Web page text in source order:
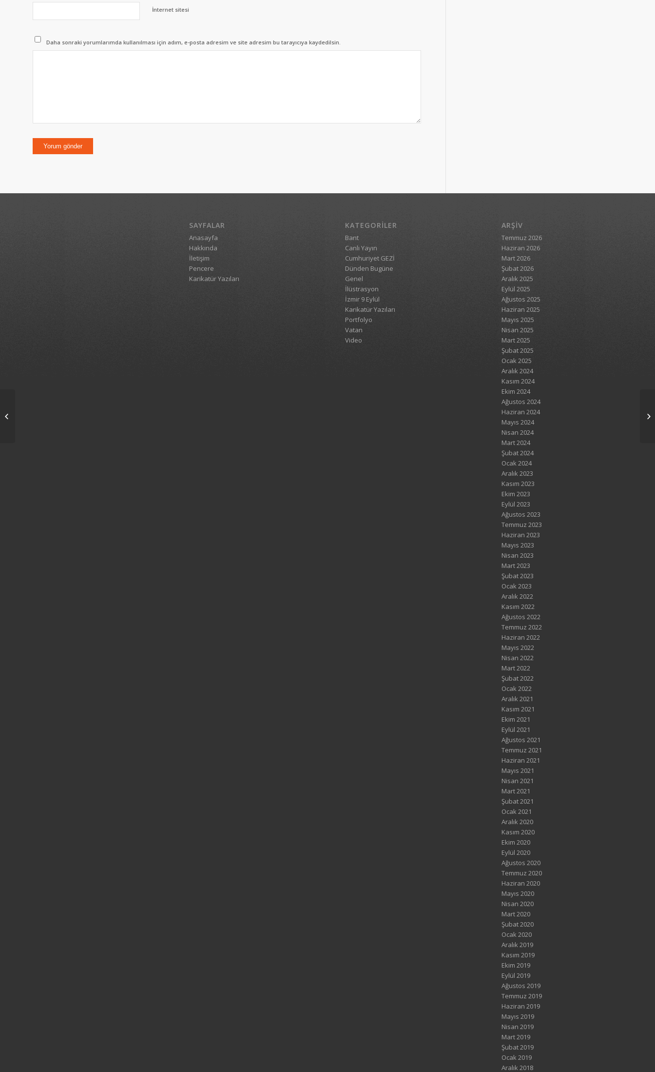
İnternet sitesi
Daha sonraki yorumlarımda kullanılması için adım, e-posta adresim ve site adresim bu tarayıcıya kaydedilsin.
SAYFALAR
Anasayfa
Hakkında
İletişim
Pencere
Karikatür Yazıları
KATEGORILER
Bant
Canlı Yayın
Cumhuriyet GEZİ
Dünden Bugüne
Genel
İlüstrasyon
İzmir 9 Eylül
Karikatür Yazıları
Portfolyo
Vatan
Video
ARŞIV
Temmuz 2026
Haziran 2026
Mart 2026
Şubat 2026
Aralık 2025
Eylül 2025
Ağustos 2025
Haziran 2025
Mayıs 2025
Nisan 2025
Mart 2025
Şubat 2025
Ocak 2025
Aralık 2024
Kasım 2024
Ekim 2024
Ağustos 2024
Haziran 2024
Mayıs 2024
Nisan 2024
Mart 2024
Şubat 2024
Ocak 2024
Aralık 2023
Kasım 2023
Ekim 2023
Eylül 2023
Ağustos 2023
Temmuz 2023
Haziran 2023
Mayıs 2023
Nisan 2023
Mart 2023
Şubat 2023
Ocak 2023
Aralık 2022
Kasım 2022
Ağustos 2022
Temmuz 2022
Haziran 2022
Mayıs 2022
Nisan 2022
Mart 2022
Şubat 2022
Ocak 2022
Aralık 2021
Kasım 2021
Ekim 2021
Eylül 2021
Ağustos 2021
Temmuz 2021
Haziran 2021
Mayıs 2021
Nisan 2021
Mart 2021
Şubat 2021
Ocak 2021
Aralık 2020
Kasım 2020
Ekim 2020
Eylül 2020
Ağustos 2020
Temmuz 2020
Haziran 2020
Mayıs 2020
Nisan 2020
Mart 2020
Şubat 2020
Ocak 2020
Aralık 2019
Kasım 2019
Ekim 2019
Eylül 2019
Ağustos 2019
Temmuz 2019
Haziran 2019
Mayıs 2019
Nisan 2019
Mart 2019
Şubat 2019
Ocak 2019
Aralık 2018